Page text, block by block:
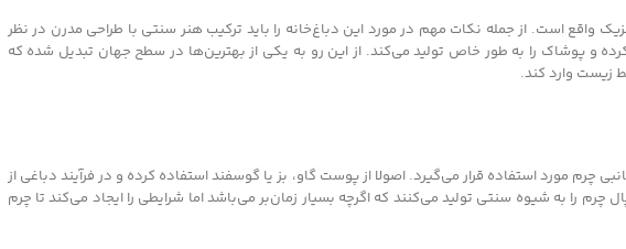
واقع است. از جمله نکات مهم در مورد این دباغ‌خانه را باید ترکیب هنر سنتی با طراحی مدرن در نظر
و پوشاک را به طور خاص تولید می‌کند. از این رو به یکی از بهترین‌ها در سطح جهان تبدیل شده که
زیست وارد کند.
چرم مورد استفاده قرار می‌گیرد. اصولا از پوست گاو، بز یا گوسفند استفاده کرده و در فرآیند دباغی از
را به شیوه سنتی تولید می‌کنند که اگرچه بسیار زمان‌بر می‌باشد اما شرایطی را ایجاد می‌کند تا چرم